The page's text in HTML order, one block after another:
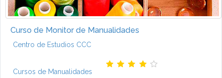
Curso de Monitor de Manualidades
Centro de Estudios CCC
Cursos de Manualidades